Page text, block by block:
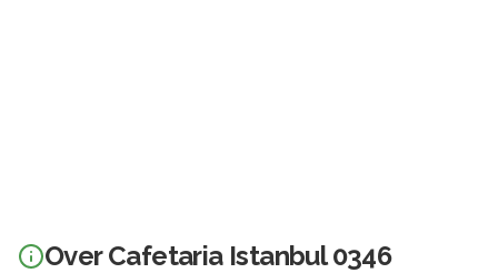
OverCafetaria Istanbul 0346